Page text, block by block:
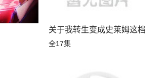
关于我转生变成史莱姆这档事第
全17集